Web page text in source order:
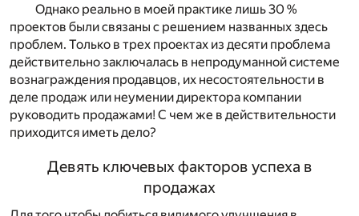
Однако реально в моей практике лишь 30 %
проектов были связаны с решением названных здесь
проблем. Только в трех проектах из десяти проблема
действительно заключалась в непродуманной системе
вознаграждения продавцов, их несостоятельности в
деле продаж или неумении директора компании
руководить продажами! С чем же в действительности
приходится иметь дело?
Девять ключевых факторов успеха в
продажах